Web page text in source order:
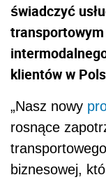
świadczyć
klientów w
„Nasz nowy
rosnące
biznesowej,